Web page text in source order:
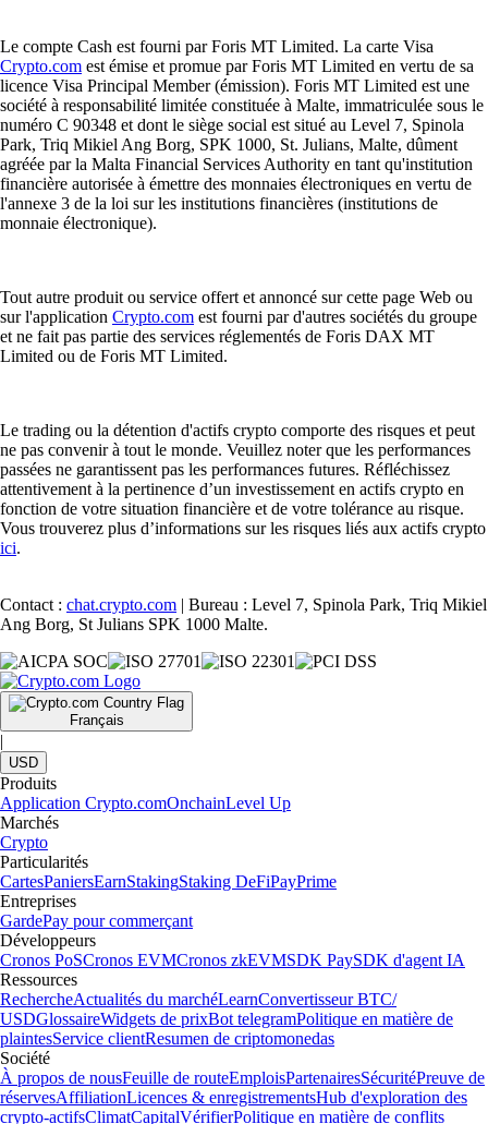
Le compte Cash est fourni par Foris MT Limited. La carte Visa
Crypto.com est émise et promue par Foris MT Limited en vertu de sa
licence Visa Principal Member (émission). Foris MT Limited est une
société à responsabilité limitée constituée à Malte, immatriculée sous le
numéro C 90348 et dont le siège social est situé au Level 7, Spinola
Park, Triq Mikiel Ang Borg, SPK 1000, St. Julians, Malte, dûment
agréée par la Malta Financial Services Authority en tant qu'institution
financière autorisée à émettre des monnaies électroniques en vertu de
l'annexe 3 de la loi sur les institutions financières (institutions de
monnaie électronique).
Tout autre produit ou service offert et annoncé sur cette page Web ou
sur l'application Crypto.com est fourni par d'autres sociétés du groupe
et ne fait pas partie des services réglementés de Foris DAX MT
Limited ou de Foris MT Limited.
Le trading ou la détention d'actifs crypto comporte des risques et peut
ne pas convenir à tout le monde. Veuillez noter que les performances
passées ne garantissent pas les performances futures. Réfléchissez
attentivement à la pertinence d’un investissement en actifs crypto en
fonction de votre situation financière et de votre tolérance au risque.
Vous trouverez plus d’informations sur les risques liés aux actifs crypto
ici.
Contact : chat.crypto.com | Bureau : Level 7, Spinola Park, Triq Mikiel
Ang Borg, St Julians SPK 1000 Malte.
Français
|
USD
Produits
Application Crypto.comOnchainLevel Up
Marchés
Crypto
Particularités
CartesPaniersEarnStakingStaking DeFiPayPrime
Entreprises
GardePay pour commerçant
Développeurs
Cronos PoSCronos EVMCronos zkEVMSDK PaySDK d'agent IA
Ressources
RechercheActualités du marchéLearnConvertisseur BTC/
USDGlossaireWidgets de prixBot telegramPolitique en matière de
plaintesService clientResumen de criptomonedas
Société
À propos de nousFeuille de routeEmploisPartenairesSécuritéPreuve de
réservesAffiliationLicences & enregistrementsHub d'exploration des
crypto-actifsClimatCapitalVérifierPolitique en matière de conflits